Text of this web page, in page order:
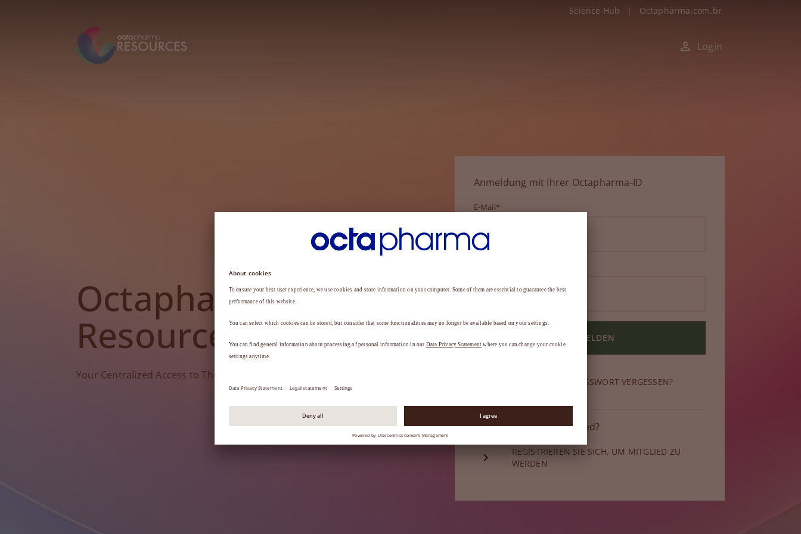
Science Hub | Octapharma.com.br
Login
Octapharma
Resources
Your Centralized Access to Therapy Tools.
Anmeldung mit Ihrer Octapharma-ID
E-Mail*
ANMELDEN
HABEN SIE IHR PASSWORT VERGESSEN?
Sie sind noch kein Mitglied?
REGISTRIEREN SIE SICH, UM MITGLIED ZU
WERDEN